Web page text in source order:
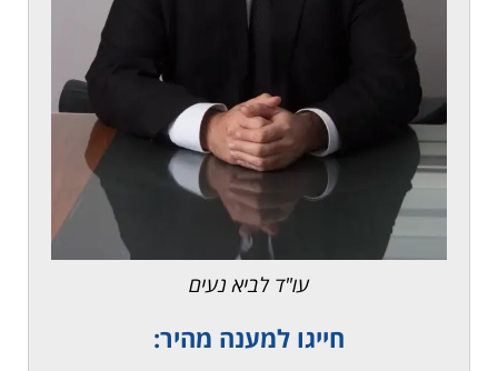
עו"ד לביא נעים
חייגו למענה מהיר: